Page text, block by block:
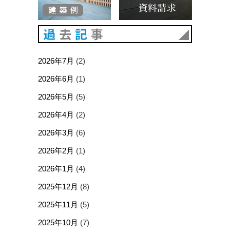
2026年7月 (2)
2026年6月 (1)
2026年5月 (5)
2026年4月 (2)
2026年3月 (6)
2026年2月 (1)
2026年1月 (4)
2025年12月 (8)
2025年11月 (5)
2025年10月 (7)